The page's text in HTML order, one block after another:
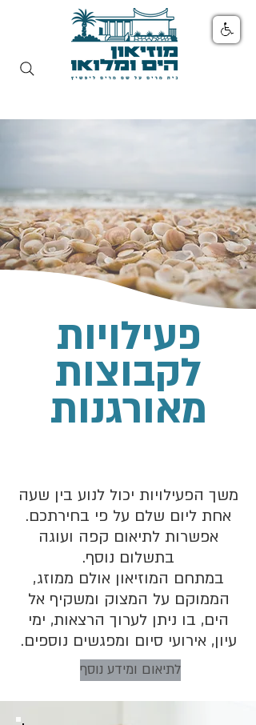
פעילויות
לקבוצות
מאורגנות
משך הפעילויות יכול לנוע בין שעה
אחת ליום שלם על פי בחירתכם.
אפשרות לתיאום קפה ועוגה
בתשלום נוסף.
במתחם המוזיאון אולם ממוזג,
הממוקם על המצוק ומשקיף אל
הים, בו ניתן לערוך הרצאות, ימי
עיון, אירועי סיום ומפגשים נוספים.
לתיאום ומידע נוסף